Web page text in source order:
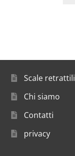
Scale retrattili
Chi siamo
Contatti
privacy